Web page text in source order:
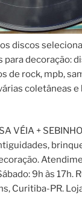
discos
para decoração:
de rock, mpb,
coletâneas e
VÉIA + SEBINHO
9h às 17h.
Curitiba-PR.